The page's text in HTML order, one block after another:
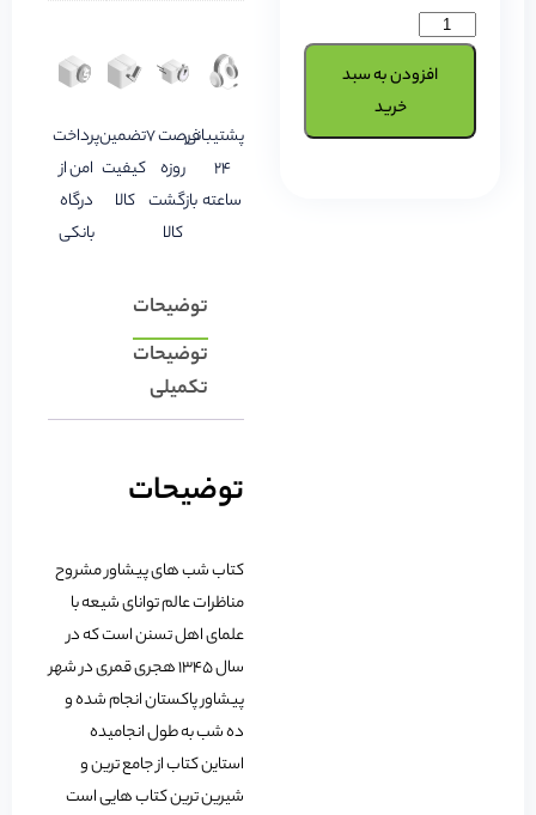
افزودن به سبد
خرید
پشتیبانی
24
ساعته
فرصت 7
روزه
بازگشت
کالا
تضمین
کیفیت
کالا
پرداخت
امن از
درگاه
بانکی
توضیحات
توضیحات
تکمیلی
توضیحات
کتاب شب های پیشاور مشروح
مناظرات عالم توانای شیعه با
علمای اهل تسنن است که در
سال 1345 هجری قمری در شهر
پیشاور پاکستان انجام شده و
ده شب به طول انجامیده
استاین کتاب از جامع ترین و
شیرین ترین کتاب هایی است